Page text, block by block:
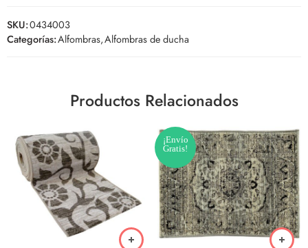
SKU:0434003
Categorías:Alfombras,Alfombras de ducha
Productos Relacionados
¡Envío
Gratis!